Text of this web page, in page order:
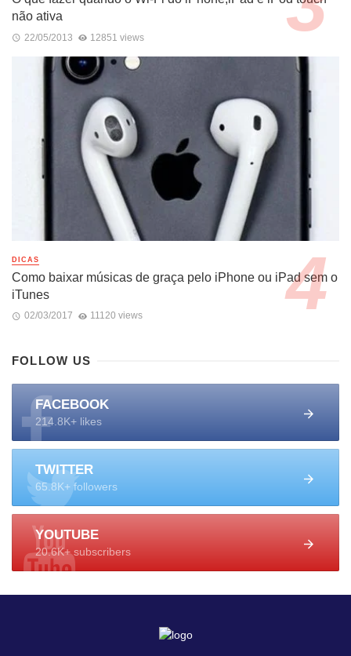
não ativa
22/05/2013 12851 views
DICAS
Como baixar músicas de graça pelo iPhone ou iPad sem o
iTunes
02/03/2017 11120 views
FOLLOW US
FACEBOOK
214.8K+ likes
TWITTER
65.8K+ followers
YOUTUBE
20.6K+ subscribers